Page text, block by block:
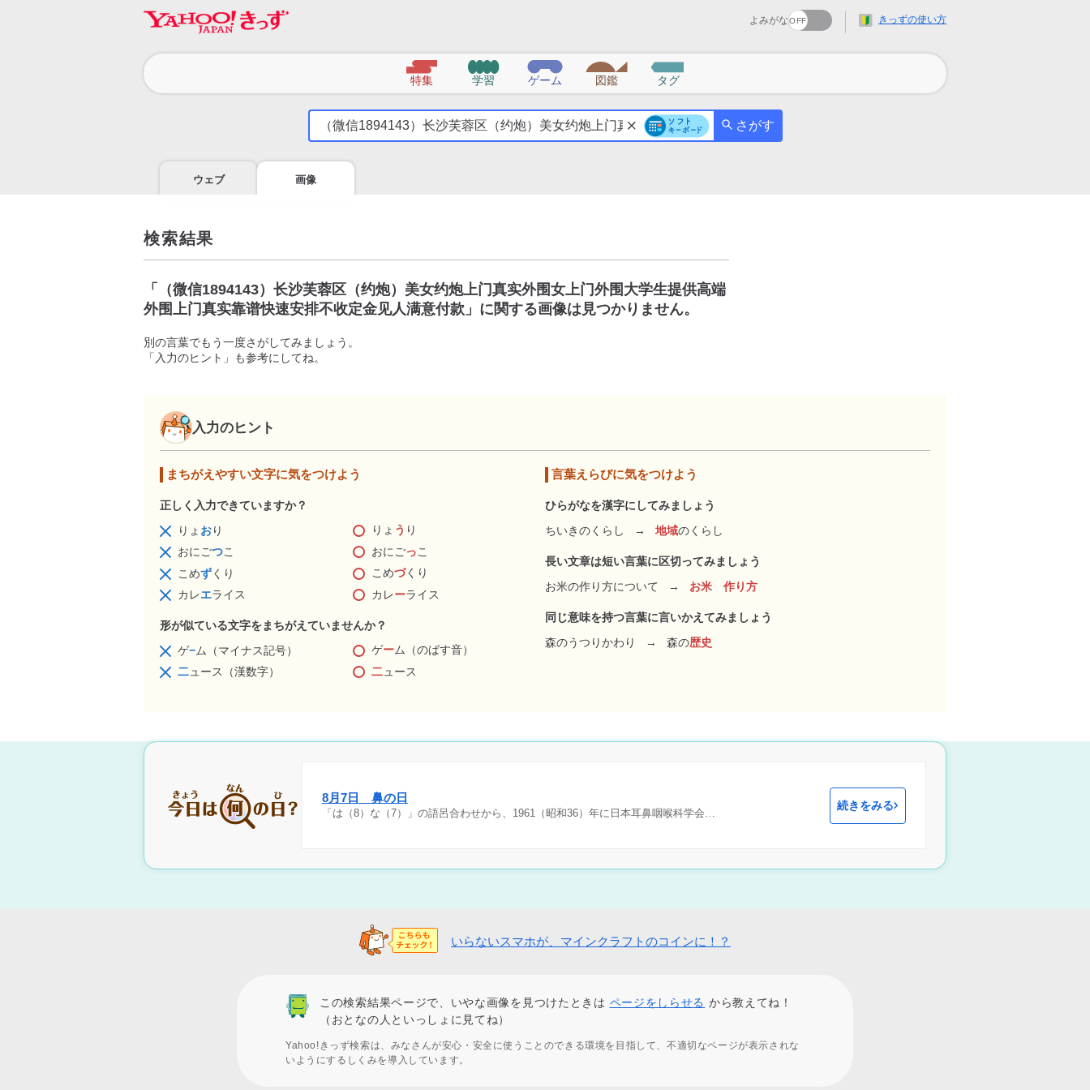
よみがな きっずの使い方
特集 学習 ゲーム 図鑑 タグ
気
こ
う
さがす
ウェブ 画像
検索結果
「
（微信1894143）长沙芙蓉区（约炮）美女约炮上门真实外围女上门外围大学生提供高端
外围上门真实靠谱快速安排不收定金见人满意付款 」に関する画像は見つかりません。
別の言葉でもう一度さがしてみましょう。
「入力のヒント」も参考にしてね。
入力のヒント
まちがえやすい文字に気をつけよう
正しく入力できていますか？
りょ おり りょ う り
おにごつこ おにごっこ
こめずくり こめづくり
カレエライス カレーライス
形が似ている文字をまちがえていませんか？
ゲ−ム（マイナス記号） ゲーム（のばす音）
二ュース（漢数字） 二ュース
言葉えらびに気をつけよう
ひらがなを漢字にしてみましょう
ちいきのくらし
→ 地域のくらし
長い文章は短い言葉に区切ってみましょう
お米の作り方について
→ お米 作り方
同じ意味を持つ言葉に言いかえてみましょう
森のうつりかわり
→ 森の歴史
8月7日 鼻の日
「は（8）な（7）」の語呂合わせから、1961（昭和36）年に日本耳鼻咽喉科学会…
続きをみる
いらないスマホが、マインクラフトのコインに！？
この検索結果ページで、いやな画像を見つけたときは ページをしらせる から教えてね！
（おとなの人といっしょに見てね）
Yahoo!きっず検索は、みなさんが安心・安全に使うことのできる環境を目指して、不適切なページが表示されな
いようにするしくみを導入しています。